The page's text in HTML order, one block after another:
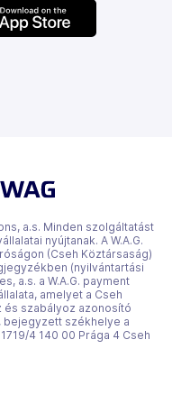
a.s. Minden szolgáltatást
nyújtanak. A W.A.G.
(Cseh Köztársaság)
(nyilvántartási
a.s. a W.A.G. payment
amelyet a Cseh
és szabályoz azonosító
bejegyzett székhelye a
4 140 00 Prága 4 Cseh